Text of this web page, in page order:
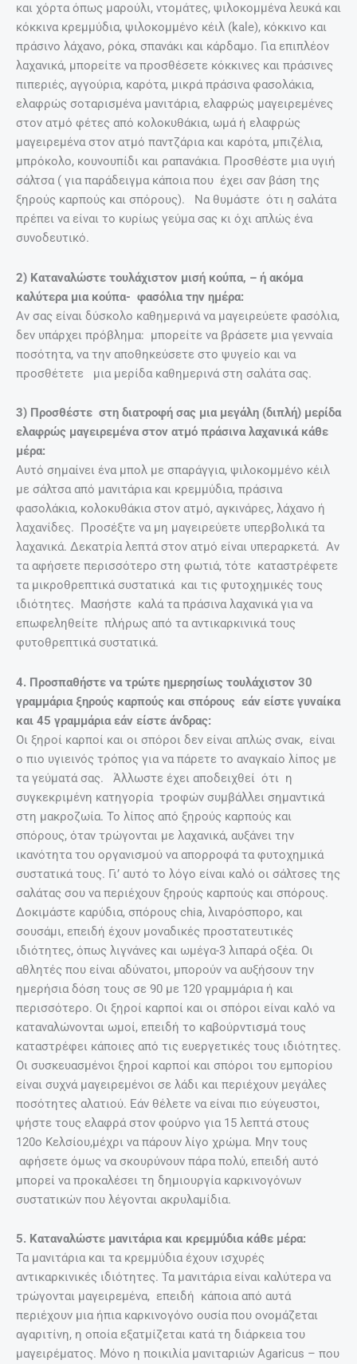
και χόρτα όπως μαρούλι, ντομάτες, ψιλοκομμένα λευκά και
κόκκινα κρεμμύδια, ψιλοκομμένο κέιλ (kale), κόκκινο και
πράσινο λάχανο, ρόκα, σπανάκι και κάρδαμο. Για επιπλέον
λαχανικά, μπορείτε να προσθέσετε κόκκινες και πράσινες
πιπεριές, αγγούρια, καρότα, μικρά πράσινα φασολάκια,
ελαφρώς σοταρισμένα μανιτάρια, ελαφρώς μαγειρεμένες
στον ατμό φέτες από κολοκυθάκια, ωμά ή ελαφρώς
μαγειρεμένα στον ατμό παντζάρια και καρότα, μπιζέλια,
μπρόκολο, κουνουπίδι και ραπανάκια. Προσθέστε μια υγιή
σάλτσα ( για παράδειγμα κάποια που έχει σαν βάση της
ξηρούς καρπούς και σπόρους). Να θυμάστε ότι η σαλάτα
πρέπει να είναι το κυρίως γεύμα σας κι όχι απλώς ένα
συνοδευτικό.
2) Καταναλώστε τουλάχιστον μισή κούπα, – ή ακόμα
καλύτερα μια κούπα- φασόλια την ημέρα:
Αν σας είναι δύσκολο καθημερινά να μαγειρεύετε φασόλια,
δεν υπάρχει πρόβλημα: μπορείτε να βράσετε μια γενναία
ποσότητα, να την αποθηκεύσετε στο ψυγείο και να
προσθέτετε μια μερίδα καθημερινά στη σαλάτα σας.
3) Προσθέστε στη διατροφή σας μια μεγάλη (διπλή) μερίδα
ελαφρώς μαγειρεμένα στον ατμό πράσινα λαχανικά κάθε
μέρα:
Αυτό σημαίνει ένα μπολ με σπαράγγια, ψιλοκομμένο κέιλ
με σάλτσα από μανιτάρια και κρεμμύδια, πράσινα
φασολάκια, κολοκυθάκια στον ατμό, αγκινάρες, λάχανο ή
λαχανίδες. Προσέξτε να μη μαγειρεύετε υπερβολικά τα
λαχανικά. Δεκατρία λεπτά στον ατμό είναι υπεραρκετά. Αν
τα αφήσετε περισσότερο στη φωτιά, τότε καταστρέφετε
τα μικροθρεπτικά συστατικά και τις φυτοχημικές τους
ιδιότητες. Μασήστε καλά τα πράσινα λαχανικά για να
επωφεληθείτε πλήρως από τα αντικαρκινικά τους
φυτοθρεπτικά συστατικά.
4. Προσπαθήστε να τρώτε ημερησίως τουλάχιστον 30
γραμμάρια ξηρούς καρπούς και σπόρους εάν είστε γυναίκα
και 45 γραμμάρια εάν είστε άνδρας:
Οι ξηροί καρποί και οι σπόροι δεν είναι απλώς σνακ, είναι
ο πιο υγιεινός τρόπος για να πάρετε το αναγκαίο λίπος με
τα γεύματά σας. Άλλωστε έχει αποδειχθεί ότι η
συγκεκριμένη κατηγορία τροφών συμβάλλει σημαντικά
στη μακροζωία. Το λίπος από ξηρούς καρπούς και
σπόρους, όταν τρώγονται με λαχανικά, αυξάνει την
ικανότητα του οργανισμού να απορροφά τα φυτοχημικά
συστατικά τους. Γι’ αυτό το λόγο είναι καλό οι σάλτσες της
σαλάτας σου να περιέχουν ξηρούς καρπούς και σπόρους.
Δοκιμάστε καρύδια, σπόρους chia, λιναρόσπορο, και
σουσάμι, επειδή έχουν μοναδικές προστατευτικές
ιδιότητες, όπως λιγνάνες και ωμέγα-3 λιπαρά οξέα. Οι
αθλητές που είναι αδύνατοι, μπορούν να αυξήσουν την
ημερήσια δόση τους σε 90 με 120 γραμμάρια ή και
περισσότερο. Οι ξηροί καρποί και οι σπόροι είναι καλό να
καταναλώνονται ωμοί, επειδή το καβούρντισμά τους
καταστρέφει κάποιες από τις ευεργετικές τους ιδιότητες.
Οι συσκευασμένοι ξηροί καρποί και σπόροι του εμπορίου
είναι συχνά μαγειρεμένοι σε λάδι και περιέχουν μεγάλες
ποσότητες αλατιού. Εάν θέλετε να είναι πιο εύγευστοι,
ψήστε τους ελαφρά στον φούρνο για 15 λεπτά στους
120ο Κελσίου,μέχρι να πάρουν λίγο χρώμα. Μην τους
αφήσετε όμως να σκουρύνουν πάρα πολύ, επειδή αυτό
μπορεί να προκαλέσει τη δημιουργία καρκινογόνων
συστατικών που λέγονται ακρυλαμίδια.
5. Καταναλώστε μανιτάρια και κρεμμύδια κάθε μέρα:
Τα μανιτάρια και τα κρεμμύδια έχουν ισχυρές
αντικαρκινικές ιδιότητες. Τα μανιτάρια είναι καλύτερα να
τρώγονται μαγειρεμένα, επειδή κάποια από αυτά
περιέχουν μια ήπια καρκινογόνο ουσία που ονομάζεται
αγαριτίνη, η οποία εξατμίζεται κατά τη διάρκεια του
μαγειρέματος. Μόνο η ποικιλία μανιταριών Agaricus – που